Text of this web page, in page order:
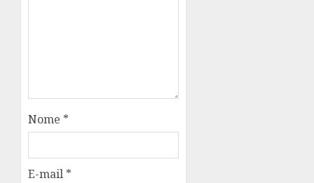
Nome *
E-mail *